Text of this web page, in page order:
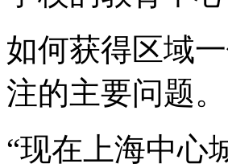
如何获得区域
注的主要问题。
“现在上海中心